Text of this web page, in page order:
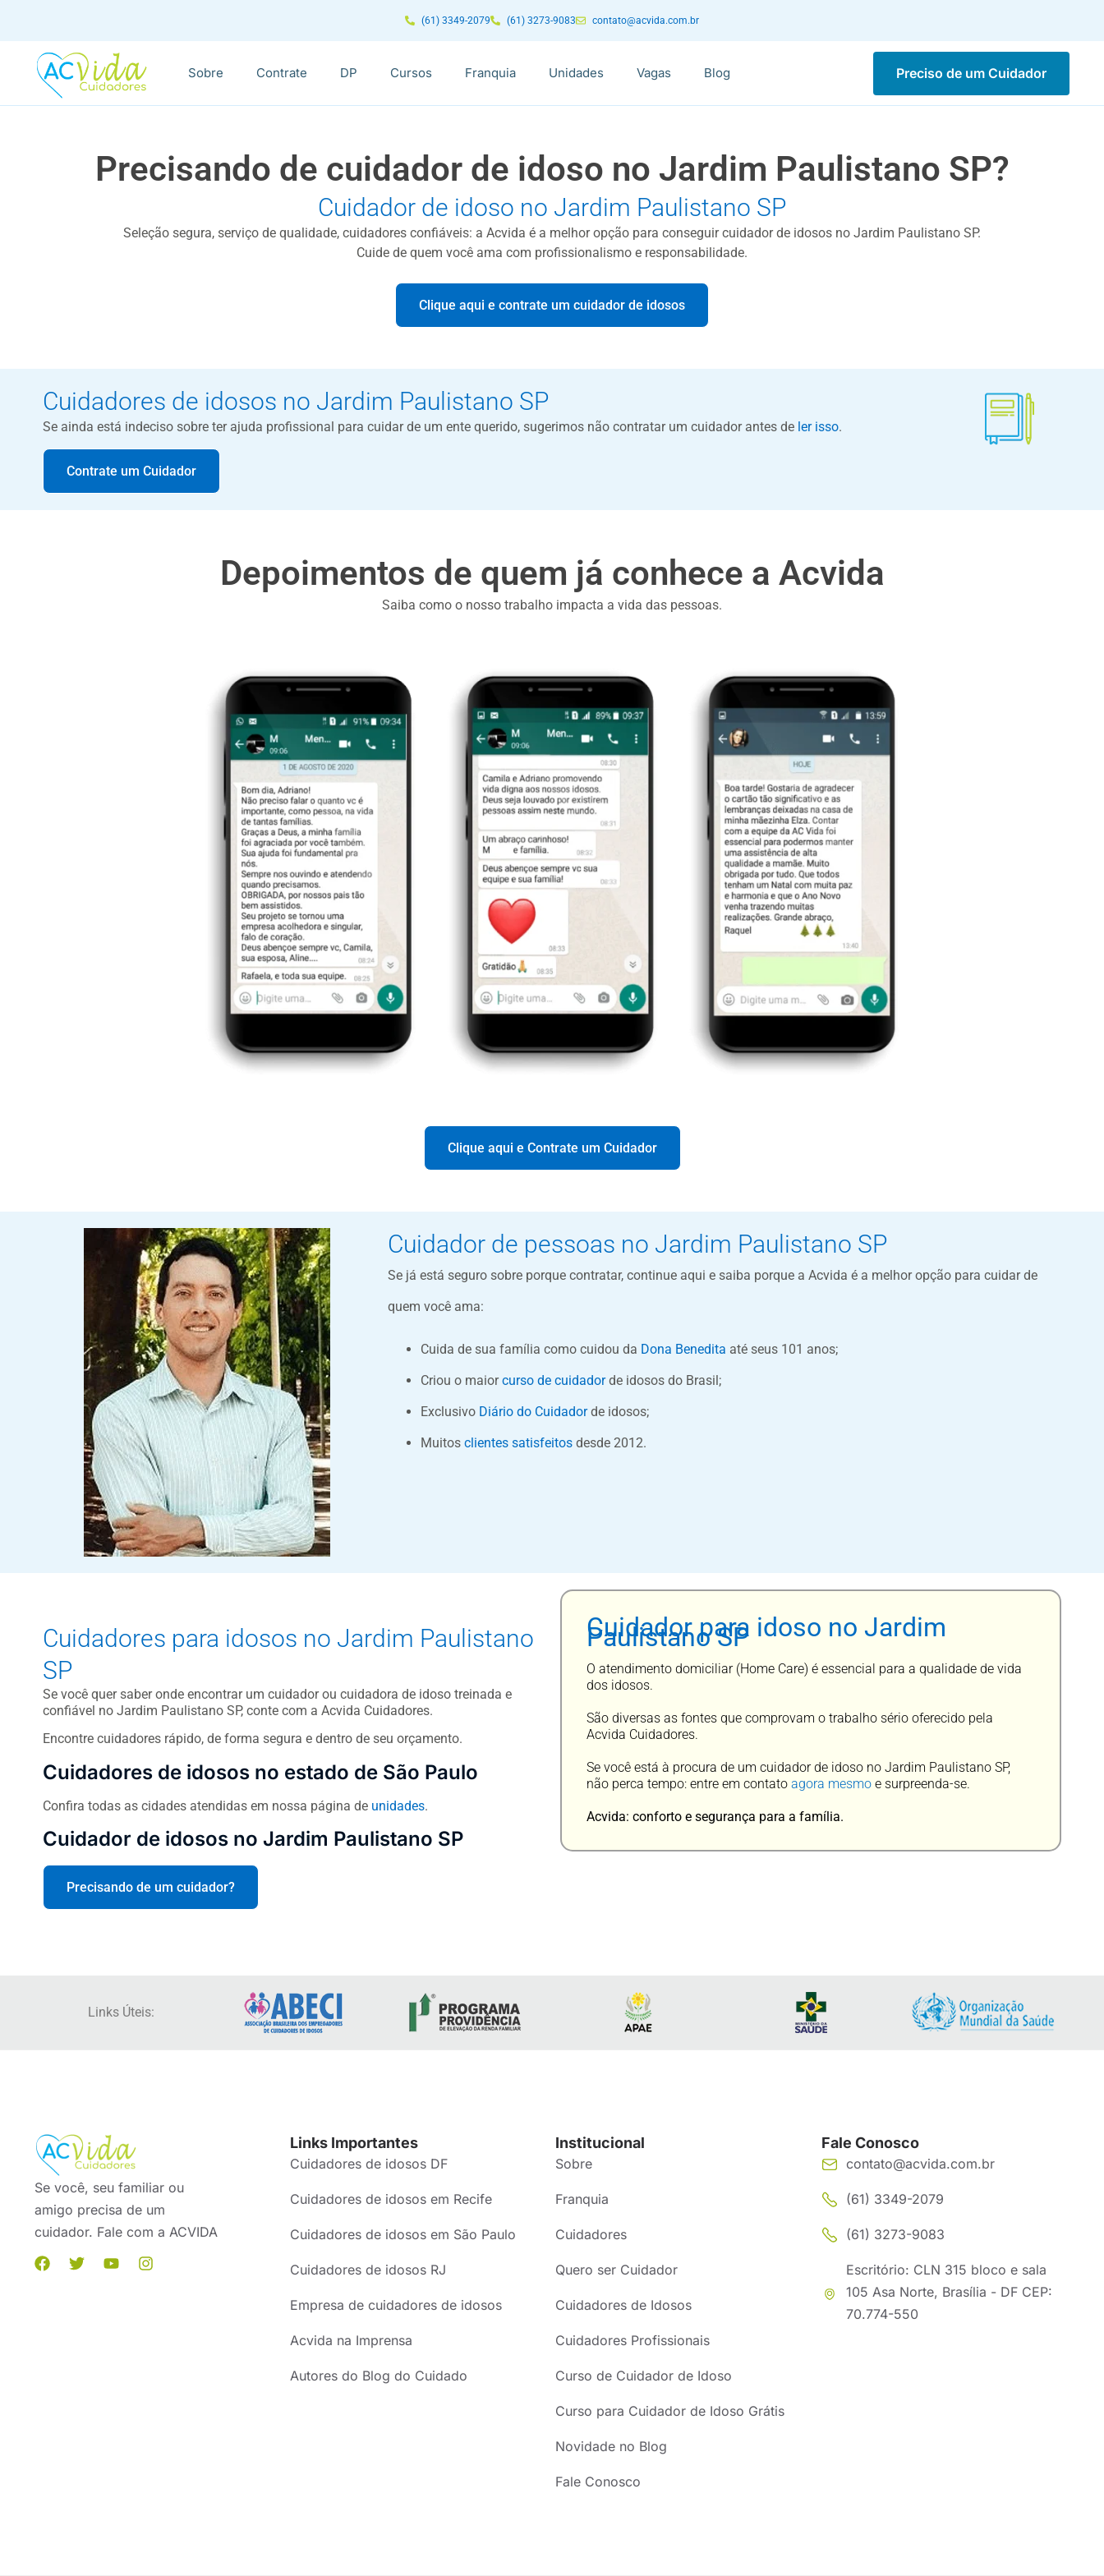
(61) 3349-2079 (61) 3273-9083 contato@acvida.com.br
Sobre Contrate DP Cursos Franquia Unidades Vagas Blog Preciso de um Cuidador
Precisando de cuidador de idoso no Jardim Paulistano SP?
Cuidador de idoso no Jardim Paulistano SP
Seleção segura, serviço de qualidade, cuidadores confiáveis: a Acvida é a melhor opção para conseguir cuidador de idosos no Jardim Paulistano SP.
Cuide de quem você ama com profissionalismo e responsabilidade.
Clique aqui e contrate um cuidador de idosos
Cuidadores de idosos no Jardim Paulistano SP
Se ainda está indeciso sobre ter ajuda profissional para cuidar de um ente querido, sugerimos não contratar um cuidador antes de ler isso.
Contrate um Cuidador
Depoimentos de quem já conhece a Acvida
Saiba como o nosso trabalho impacta a vida das pessoas.
Clique aqui e Contrate um Cuidador
Cuidador de pessoas no Jardim Paulistano SP
Se já está seguro sobre porque contratar, continue aqui e saiba porque a Acvida é a melhor opção para cuidar de
quem você ama:
Cuida de sua família como cuidou da Dona Benedita até seus 101 anos;
Criou o maiorcurso de cuidadorde idosos do Brasil;
Exclusivo Diário do Cuidadorde idosos;
Muitos clientes satisfeitosdesde 2012.
Cuidadores para idosos no Jardim Paulistano
SP
Se você quer saber onde encontrar um cuidador ou cuidadora de idoso treinada e
confiável no Jardim Paulistano SP, conte com a Acvida Cuidadores.
Encontre cuidadores rápido, de forma segura e dentro de seu orçamento.
Cuidadores de idosos no estado de São Paulo
Confira todas as cidades atendidas em nossa página de unidades.
Cuidador de idosos no Jardim Paulistano SP
Precisando de um cuidador?
Cuidador para idoso no Jardim
Paulistano SP
O atendimento domiciliar (Home Care) é essencial para a qualidade de vida
dos idosos.
São diversas as fontes que comprovam o trabalho sério oferecido pela
Acvida Cuidadores.
Se você está à procura de um cuidador de idoso no Jardim Paulistano SP,
não perca tempo: entre em contato agora mesmo e surpreenda-se.
Acvida: conforto e segurança para a família.
Links Úteis:
Se você, seu familiar ou
amigo precisa de um
cuidador. Fale com a ACVIDA
Links Importantes
Cuidadores de idosos DF
Cuidadores de idosos em Recife
Cuidadores de idosos em São Paulo
Cuidadores de idosos RJ
Empresa de cuidadores de idosos
Acvida na Imprensa
Autores do Blog do Cuidado
Institucional
Sobre
Franquia
Cuidadores
Quero ser Cuidador
Cuidadores de Idosos
Cuidadores Profissionais
Curso de Cuidador de Idoso
Curso para Cuidador de Idoso Grátis
Novidade no Blog
Fale Conosco
Fale Conosco
contato@acvida.com.br
(61) 3349-2079
(61) 3273-9083
Escritório: CLN 315 bloco e sala
105 Asa Norte, Brasília - DF CEP:
70.774-550